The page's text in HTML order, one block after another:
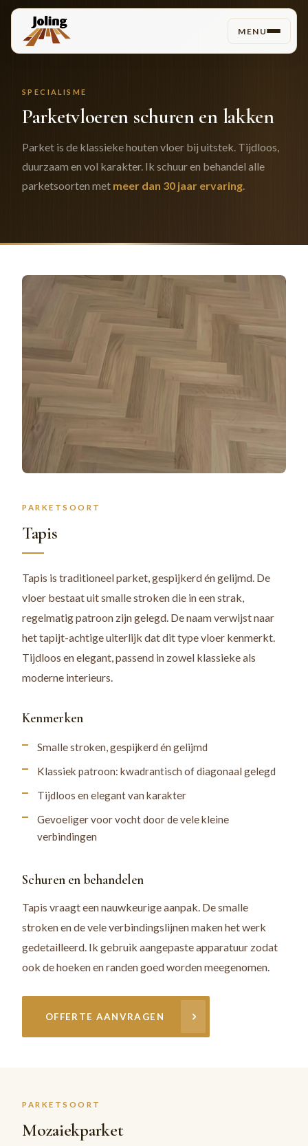
MENU
SPECIALISME
Parketvloeren schuren en lakken
Parket is de klassieke houten vloer bij uitstek. Tijdloos,
duurzaam en vol karakter. Ik schuur en behandel alle
parketsoorten met meer dan 30 jaar ervaring.
PARKETSOORT
Tapis
Tapis is traditioneel parket, gespijkerd én gelijmd. De
vloer bestaat uit smalle stroken die in een strak,
regelmatig patroon zijn gelegd. De naam verwijst naar
het tapijt-achtige uiterlijk dat dit type vloer kenmerkt.
Tijdloos en elegant, passend in zowel klassieke als
moderne interieurs.
Kenmerken
Smalle stroken, gespijkerd én gelijmd
Klassiek patroon: kwadrantisch of diagonaal gelegd
Tijdloos en elegant van karakter
Gevoeliger voor vocht door de vele kleine
verbindingen
Schuren en behandelen
Tapis vraagt een nauwkeurige aanpak. De smalle
stroken en de vele verbindingslijnen maken het werk
gedetailleerd. Ik gebruik aangepaste apparatuur zodat
ook de hoeken en randen goed worden meegenomen.
OFFERTE AANVRAGEN
PARKETSOORT
Mozaiekparket